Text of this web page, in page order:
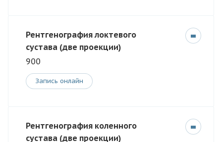
Рентгенография локтевого
сустава (две проекции)
900
Запись онлайн
Рентгенография коленного
сустава (две проекции)